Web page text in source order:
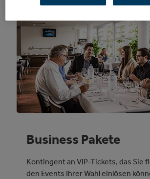
Business Pakete
Kontingent an VIP-Tickets, das Sie
den Events Ihrer Wahl einlösen